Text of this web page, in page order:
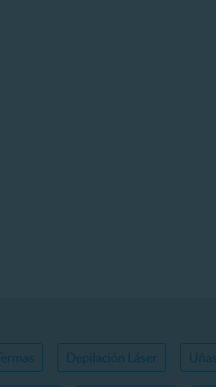
Depilación Láser Uñas